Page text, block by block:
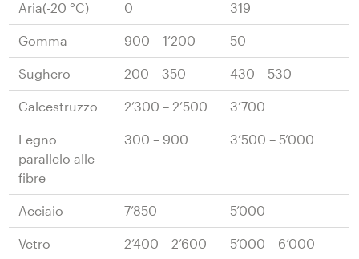
Aria(-20 °C) 0 319
Gomma 900 – 1’200 50
Sughero 200 – 350 430 – 530
Calcestruzzo 2’300 – 2’500 3’700
Legno
parallelo alle
fibre
300 – 900 3’500 – 5’000
Acciaio 7’850 5’000
Vetro 2’400 – 2’600 5’000 – 6’000